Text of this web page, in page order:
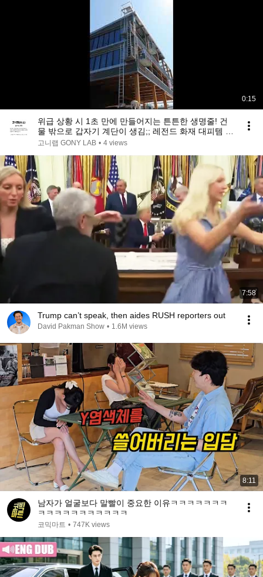
0:15
위급 상황 시 1초 만에 만들어지는 튼튼한 생명줄! 건
물 밖으로 갑자기 계단이 생김;; 레전드 화재 대피템 이
머전시 이스케이프
고니랩 GONY LAB • 4 views
7:58
Trump can’t speak, then aides RUSH reporters out
David Pakman Show • 1.6M views
8:11
남자가 얼굴보다 말빨이 중요한 이유ㅋㅋㅋㅋㅋㅋㅋ
ㅋㅋㅋㅋㅋㅋㅋㅋㅋㅋㅋ
코믹마트 • 747K views